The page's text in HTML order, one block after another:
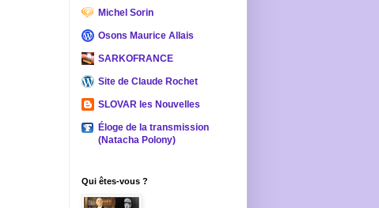
Michel Sorin
Osons Maurice Allais
SARKOFRANCE
Site de Claude Rochet
SLOVAR les Nouvelles
Éloge de la transmission
(Natacha Polony)
Qui êtes-vous ?